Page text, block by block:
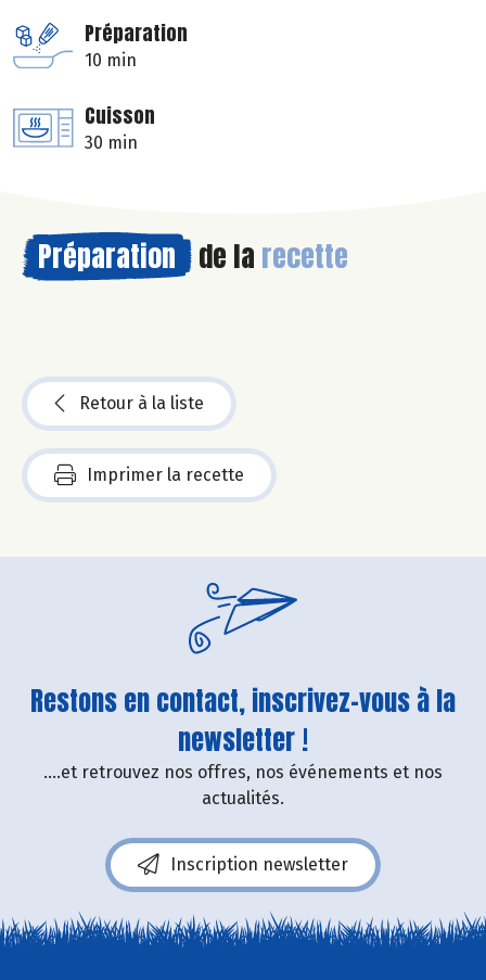
Préparation
10 min
Cuisson
30 min
Préparation de la recette
Retour à la liste
Imprimer la recette
Restons en contact, inscrivez-vous à la
newsletter !
....et retrouvez nos offres, nos événements et nos
actualités.
Inscription newsletter